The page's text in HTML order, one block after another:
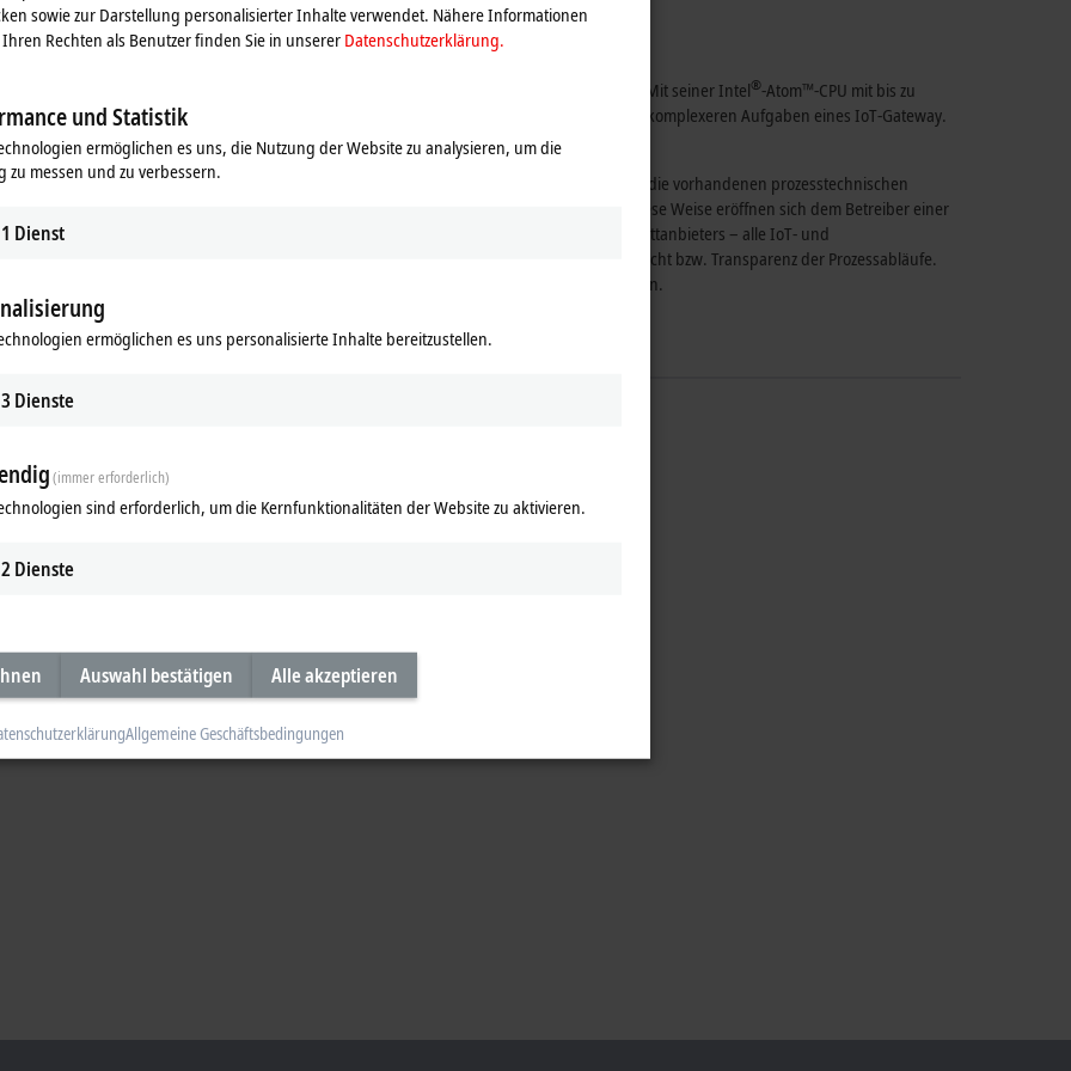
C6015 lässt sich auch bei beengten Platzverhältnissen einfach installieren. Mit seiner Intel®-Atom™-CPU mit bis zu
für das reine Sammeln, Aufbereiten und Bereitstellen von Prozessdaten als auch für die komplexeren Aufgaben eines IoT-Gateway.
C6015, dass sich das Gerät ideal fürIndustrie-4.0-Anwendungeneignet.
für solche Kommunikationsaufgaben. Dabei lassen sich mit diesem
die vorhandenen prozesstechnischen
ausstatten bzw. entsprechend zukünftiger Kommunikationsanforderungen aufrüsten. Auf diese Weise eröffnen sich dem Betreiber einer
Automatisierungstechnik, ob
oder die Steuerungsplattform eines Drittanbieters – alle IoT- und
Produktionskosten, einer optimierten Produktqualität und einer verbesserten Übersicht bzw. Transparenz der Prozessabläufe.
sowie cloudbasierte Services
für eine vorausschauende Instandhaltung nutzen.
sowie zur Darstellung personalisierter Inhalte verwendet. Nähere Informationen
Rechten als Benutzer finden Sie in unserer Datenschutzerklärung.
und Statistik
ermöglichen es uns, die Nutzung der Website zu analysieren, um die
zu messen und zu verbessern.
1 Dienst
ermöglichen es uns personalisierte Inhalte bereitzustellen.
3 Dienste
(immer erforderlich)
sind erforderlich, um die Kernfunktionalitäten der Website zu aktivieren.
2 Dienste
Auswahl bestätigen Alle akzeptieren
Allgemeine Geschäftsbedingungen